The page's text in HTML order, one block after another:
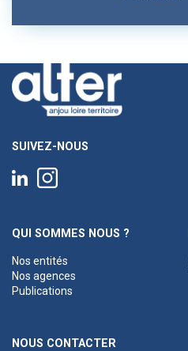
SUIVEZ-NOUS
QUI SOMMES NOUS ?
Nos entités
Nos agences
Publications
NOUS CONTACTER